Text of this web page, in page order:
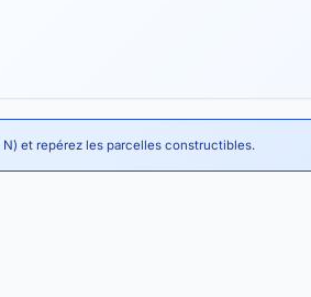
N) et repérez les parcelles constructibles.